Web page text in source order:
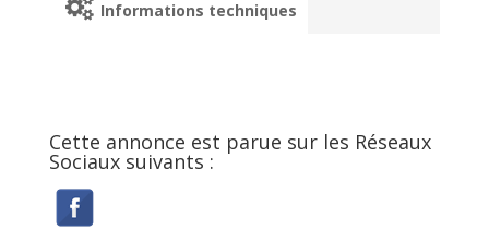
Informations techniques
Cette annonce est parue sur les Réseaux
Sociaux suivants :